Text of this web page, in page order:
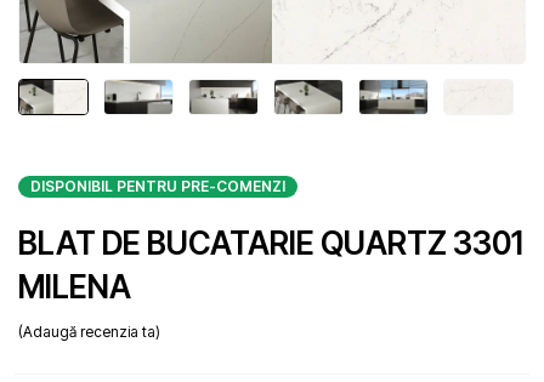
DISPONIBIL PENTRU PRE-COMENZI
BLAT DE BUCATARIE QUARTZ 3301
MILENA
Adaugă recenzia ta